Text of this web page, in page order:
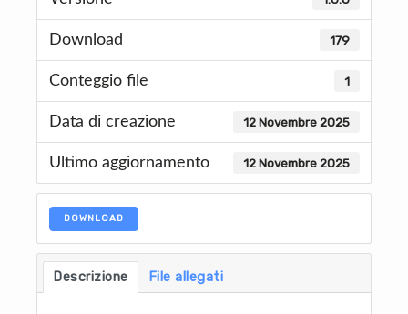
Download 179
Conteggio file 1
Data di creazione 12 Novembre 2025
Ultimo aggiornamento 12 Novembre 2025
DOWNLOAD
Descrizione File allegati